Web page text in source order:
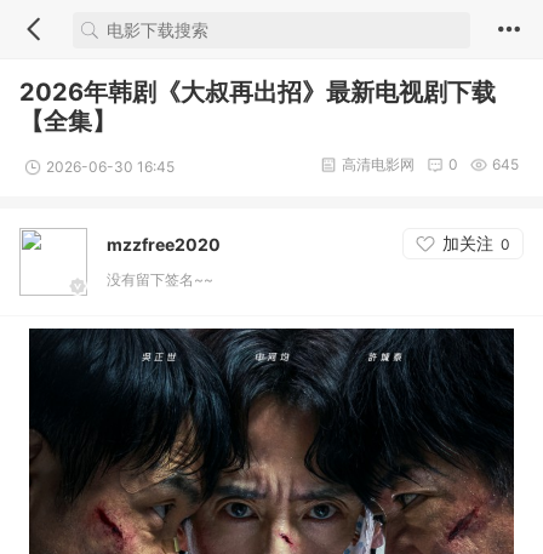
2026年韩剧《大叔再出招》最新电视剧下载
【全集】
2026-06-30 16:45 645
0
高清电影网
mzzfree2020 加关注 0
没有留下签名~~